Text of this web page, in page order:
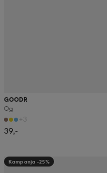
GOODR
Og
+3
39,-
Kampanja -25%